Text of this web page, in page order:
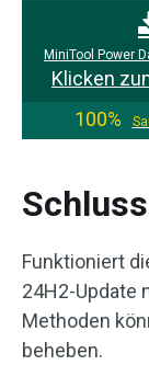
MiniTool Power
Klicken
100%
Schluss
Funktioniert
24H2-Update
Methoden
beheben.